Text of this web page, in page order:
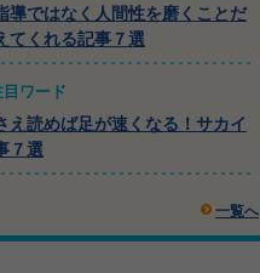
導ではなく人間性を磨くことだ
てくれる記事７選
目ワード
え読めば足が速くなる！サカイ
７選
一覧へ